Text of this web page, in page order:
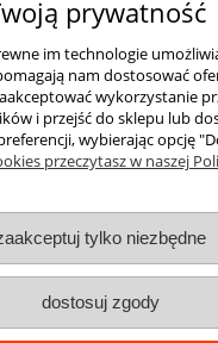
Pomoc
Moje konto
Płatności i dostawa
O nas
prywatność
im technologie
nam dostosować
wykorzystanie
i przejść do sklepu lub
wybierając opcję
przeczytasz w naszej
tylko niezbędne
dostosuj zgody